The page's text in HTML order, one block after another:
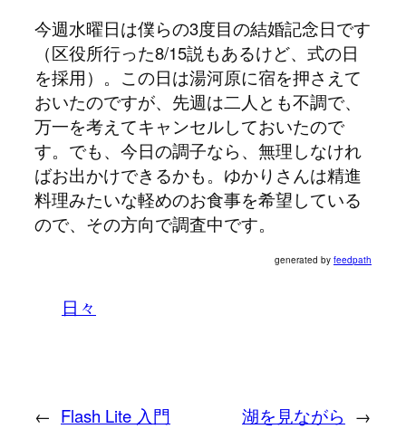
今週水曜日は僕らの3度目の結婚記念日です
（区役所行った8/15説もあるけど、式の日
を採用）。この日は湯河原に宿を押さえて
おいたのですが、先週は二人とも不調で、
万一を考えてキャンセルしておいたので
す。でも、今日の調子なら、無理しなけれ
ばお出かけできるかも。ゆかりさんは精進
料理みたいな軽めのお食事を希望している
ので、その方向で調査中です。
generated by feedpath
日々
← Flash Lite 入門 湖を見ながら →